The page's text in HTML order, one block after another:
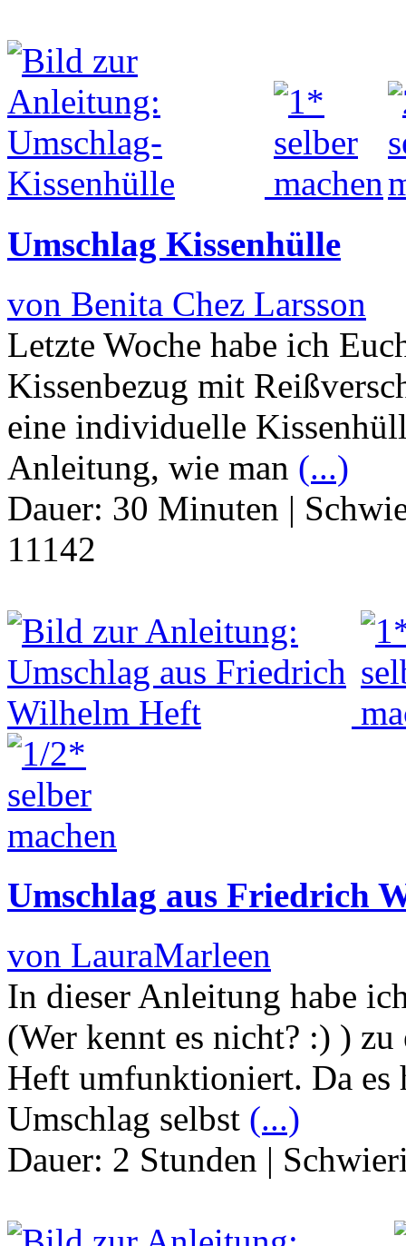
Umschlag Kissenhülle
von Benita Chez Larsson
Letzte Woche habe ich
Kissenbezug mit
eine individuelle
Anleitung, wie man (...)
Dauer: 30 Minuten |
11142
Umschlag aus Friedrich
von LauraMarleen
In dieser Anleitung habe
(Wer kennt es nicht? :) )
Heft umfunktioniert. Da es
Umschlag selbst (...)
Dauer: 2 Stunden |